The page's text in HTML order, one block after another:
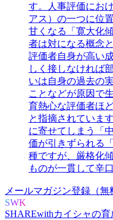
す。人事評価にお
アス）の一つに位
甘くなる「寛大化
者は対になる概念
評価者自身が高い
しく接しなければ
いは自身の過去の
ことなどが原因で
育熱心な評価者ほ
と指摘されていま
に寄せてしまう「
価が引きずられる
種ですが、厳格化
ものが一貫して辛
メールマガジン登録（無
SWK
SHAREwithカイシャの育